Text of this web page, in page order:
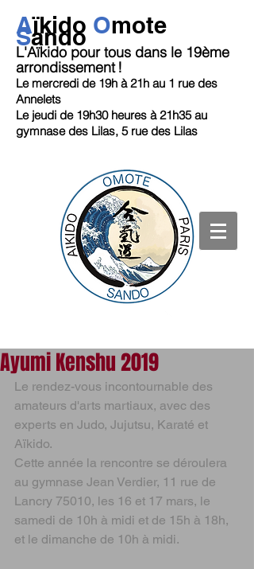
Aïkido Omote
Sando
L'Aïkido pour tous dans le 19ème
arrondissement !
Le mercredi de 19h à 21h au 1 rue des
Annelets
Le jeudi de 19h30 heures à 21h35au
gymnase des Lilas, 5 rue des Lilas
Ayumi Kenshu 2019
Le rendez-vous incontournable des
amateurs d'arts martiaux, avec des
experts en Judo, Jujutsu, Karaté et
Aïkido.
Cette année la rencontre se déroulera
au gymnase Jean Verdier, 11 rue de
Lancry 75010, les 16 et 17 mars, le
samedi de 10h à midi et de 15h à 18h,
et le dimanche de 10h à midi.